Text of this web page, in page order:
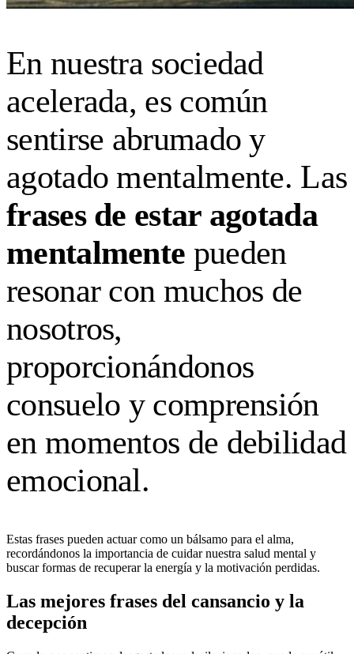
En nuestra sociedad
acelerada, es común
sentirse abrumado y
agotado mentalmente. Las
frases de estar agotada
mentalmente pueden
resonar con muchos de
nosotros,
proporcionándonos
consuelo y comprensión
en momentos de debilidad
emocional.
Estas frases pueden actuar como un bálsamo para el alma,
recordándonos la importancia de cuidar nuestra salud mental y
buscar formas de recuperar la energía y la motivación perdidas.
Las mejores frases del cansancio y la
decepción